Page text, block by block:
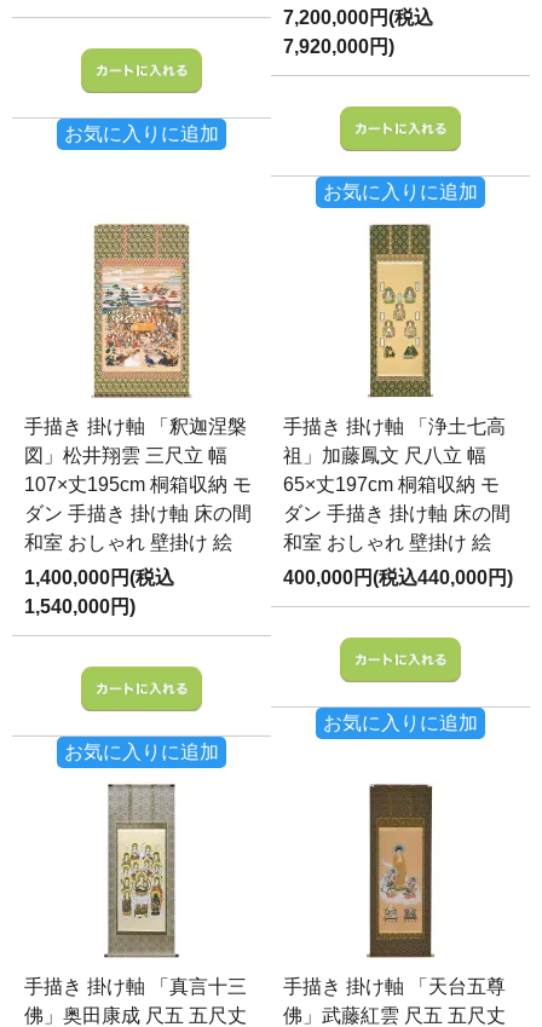
お気に入りに追加
7,200,000円(税込
7,920,000円)
お気に入りに追加
手描き 掛け軸 「釈迦涅槃
図」松井翔雲 三尺立 幅
107×丈195cm 桐箱収納 モ
ダン 手描き 掛け軸 床の間
和室 おしゃれ 壁掛け 絵
1,400,000円(税込
1,540,000円)
お気に入りに追加
手描き 掛け軸 「浄土七高
祖」加藤鳳文 尺八立 幅
65×丈197cm 桐箱収納 モ
ダン 手描き 掛け軸 床の間
和室 おしゃれ 壁掛け 絵
400,000円(税込440,000円)
お気に入りに追加
手描き 掛け軸 「真言十三
佛」奥田康成 尺五 五尺丈
手描き 掛け軸 「天台五尊
佛」武藤紅雲 尺五 五尺丈